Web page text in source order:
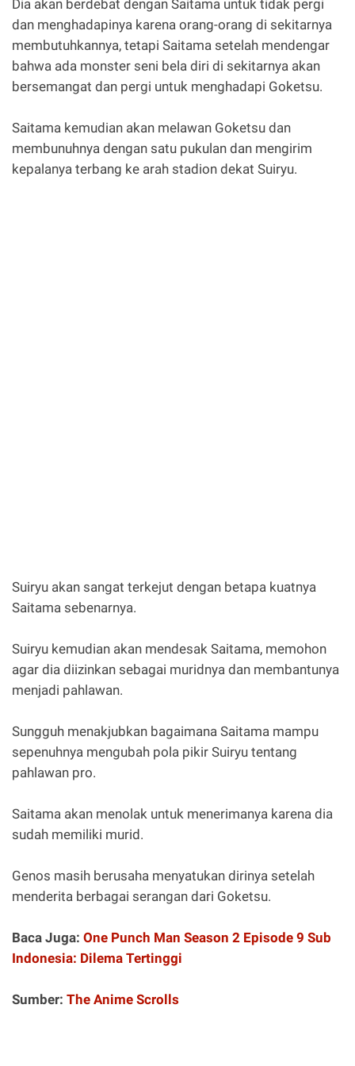
Dia akan berdebat dengan Saitama untuk tidak pergi
dan menghadapinya karena orang-orang di sekitarnya
membutuhkannya, tetapi Saitama setelah mendengar
bahwa ada monster seni bela diri di sekitarnya akan
bersemangat dan pergi untuk menghadapi Goketsu.
Saitama kemudian akan melawan Goketsu dan
membunuhnya dengan satu pukulan dan mengirim
kepalanya terbang ke arah stadion dekat Suiryu.
Suiryu akan sangat terkejut dengan betapa kuatnya
Saitama sebenarnya.
Suiryu kemudian akan mendesak Saitama, memohon
agar dia diizinkan sebagai muridnya dan membantunya
menjadi pahlawan.
Sungguh menakjubkan bagaimana Saitama mampu
sepenuhnya mengubah pola pikir Suiryu tentang
pahlawan pro.
Saitama akan menolak untuk menerimanya karena dia
sudah memiliki murid.
Genos masih berusaha menyatukan dirinya setelah
menderita berbagai serangan dari Goketsu.
Baca Juga: One Punch Man Season 2 Episode 9 Sub
Indonesia: Dilema Tertinggi
Sumber: The Anime Scrolls